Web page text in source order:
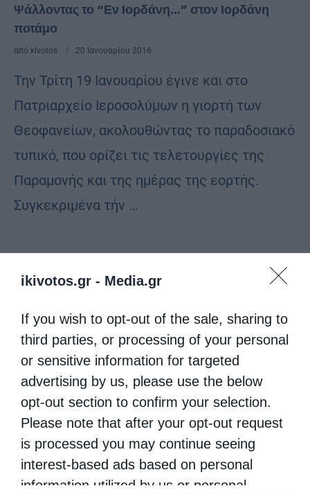
ikivotos.gr - Media.gr
If you wish to opt-out of the sale, sharing to
third parties, or processing of your personal
or sensitive information for targeted
advertising by us, please use the below
opt-out section to confirm your selection.
Please note that after your opt-out request
is processed you may continue seeing
interest-based ads based on personal
information utilized by us or personal
Ψάλλοντας το “Εν Ιορδάνη…” στον Ιορδάνη
ποτάμο
από kivotos 20 Ιανουαρίου 2016
Την Τρίτη 19 Ιανουαρίου έγινε και στο
Πατριαρχείο Ιεροσολύμων η γιορτή των
Θεοφανείων, ακολουθώντας το παραδοσιακό
τυπικό, που ορίζει τις τελετουργίες της
Παραμονής και της ημέρας της εορτής.
Συγκεκριμένα τήν …